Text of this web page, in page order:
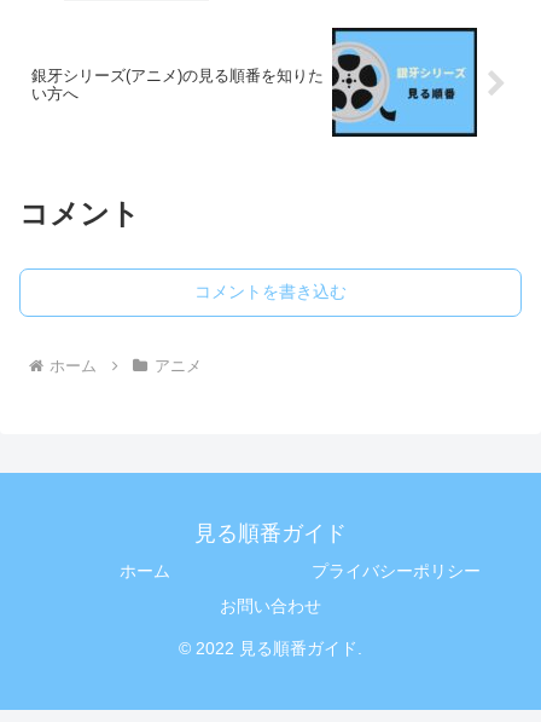
銀牙シリーズ(アニメ)の見る順番を知りた
い方へ
コメント
コメントを書き込む
ホーム アニメ
見る順番ガイド
ホーム
プライバシーポリシー
お問い合わせ
© 2022 見る順番ガイド.